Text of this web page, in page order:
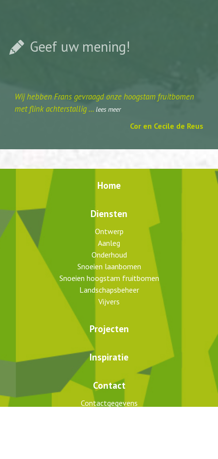
Geef uw mening!
Wij hebben Frans gevraagd onze hoogstam fruitbomen
met flink achterstallig ... lees meer
Cor en Cecile de Reus
Home
Diensten
Ontwerp
Aanleg
Onderhoud
Snoeien laanbomen
Snoeien hoogstam fruitbomen
Landschapsbeheer
Vijvers
Projecten
Inspiratie
Contact
Contactgegevens